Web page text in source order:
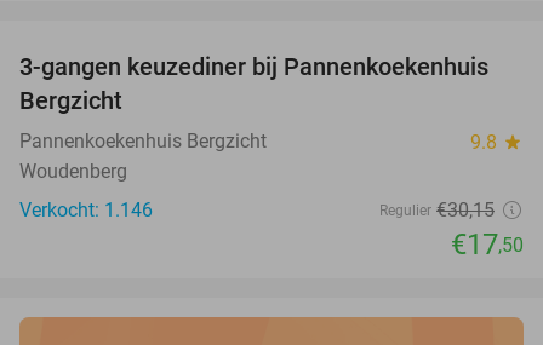
42%
3-gangen keuzediner bij Pannenkoekenhuis
Bergzicht
Pannenkoekenhuis Bergzicht 9.8 star
Woudenberg
Verkocht: 1.146
Regulier €30,15
€17,50